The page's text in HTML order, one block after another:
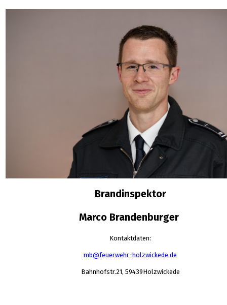
Brandinspektor
Marco Brandenburger
Kontaktdaten:
mb@feuerwehr-holzwickede.de
Bahnhofstr.21, 59439Holzwickede